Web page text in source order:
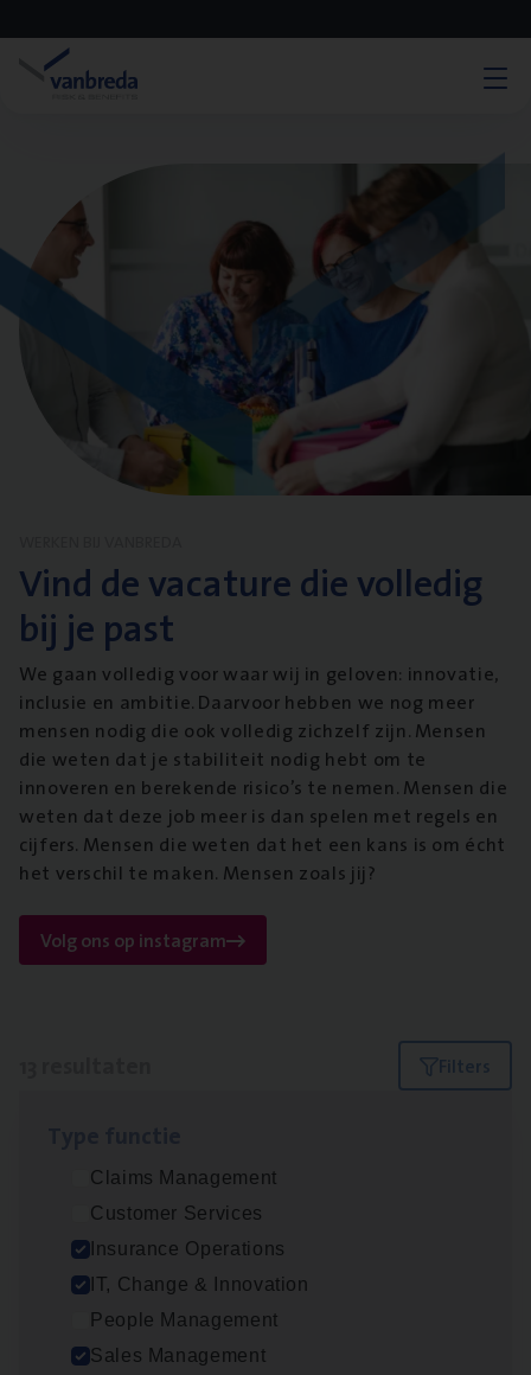
Vind de vacature die volledig
bij je past
We gaan volledig voor waar wij in geloven: innovatie,
inclusie en ambitie. Daarvoor hebben we nog meer
mensen nodig die ook volledig zichzelf zijn. Mensen
die weten dat je stabiliteit nodig hebt om te
innoveren en berekende risico’s te nemen. Mensen die
weten dat deze job meer is dan spelen met regels en
cijfers. Mensen die weten dat het een kans is om écht
het verschil te maken. Mensen zoals jij?
Volg ons op instagram
Filters
Claims Management
Customer Services
Insurance Operations
IT, Change & Innovation
People Management
Sales Management
Busi­ness Analyst
IT, Change & Innovation
Antwerpen
Insu­ran­ce Bro­ker Trans­port